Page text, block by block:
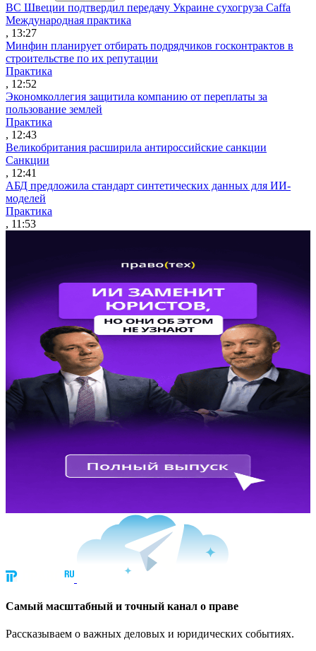
ВС Швеции подтвердил передачу Украине сухогруза Caffa
Международная практика
, 13:27
Минфин планирует отбирать подрядчиков госконтрактов в
строительстве по их репутации
Практика
, 12:52
Экономколлегия защитила компанию от переплаты за
пользование землей
Практика
, 12:43
Великобритания расширила антироссийские санкции
Санкции
, 12:41
АБД предложила стандарт синтетических данных для ИИ-
моделей
Практика
, 11:53
Cамый масштабный и точный канал о праве
Рассказываем о важных деловых и юридических событиях.